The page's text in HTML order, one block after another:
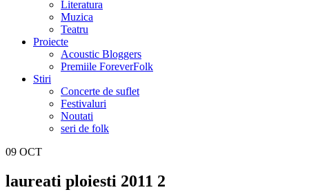
Literatura
Muzica
Teatru
Proiecte
Acoustic Bloggers
Premiile ForeverFolk
Stiri
Concerte de suflet
Festivaluri
Noutati
seri de folk
09 OCT
laureati ploiesti 2011 2